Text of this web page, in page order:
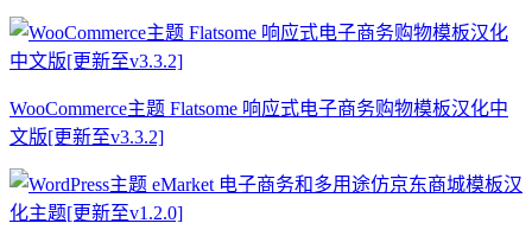
WooCommerce主题 Flatsome 响应式电子商务购物模板汉化中
文版[更新至v3.3.2]